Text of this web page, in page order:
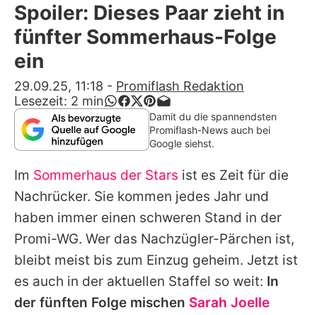
Stars
Filme & Serien
Lifestyle
Familie & Liebe
Promiflash Exklusiv
Alle Themen auf Promiflash
Jobs
App runterladen
Team
Redaktionelle Richtlinien
Spoiler: Dieses Paar zieht in
fünfter Sommerhaus-Folge
ein
29.09.25, 11:18 - Promiflash Redaktion
Lesezeit: 2 min
Damit du die spannendsten
Promiflash-News auch bei
Google siehst.
Im Sommerhaus der Stars ist es Zeit für die
Nachrücker. Sie kommen jedes Jahr und
haben immer einen schweren Stand in der
Promi-WG. Wer das Nachzügler-Pärchen ist,
bleibt meist bis zum Einzug geheim. Jetzt ist
es auch in der aktuellen Staffel so weit: In
der fünften Folge mischen Sarah Joelle